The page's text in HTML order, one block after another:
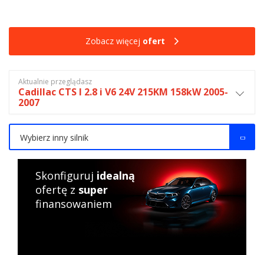
Zobacz więcej ofert
Aktualnie przeglądasz
Cadillac CTS I 2.8 i V6 24V 215KM 158kW 2005-
2007
Wybierz inny silnik
Skonfiguruj idealną
ofertę z super
finansowaniem